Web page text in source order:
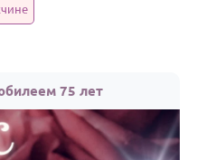
75 лет